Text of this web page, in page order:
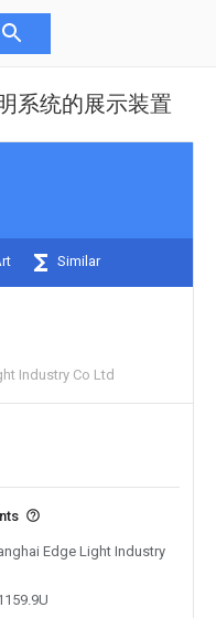
系统的展示装置
Similar
Industry Co Ltd
Edge Light Industry